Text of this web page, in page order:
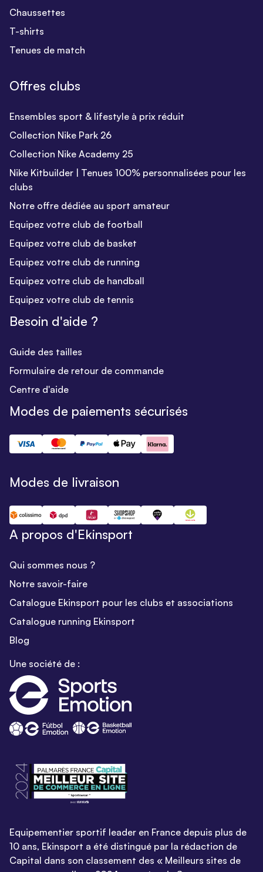
Chaussettes
T-shirts
Tenues de match
Offres clubs
Ensembles sport & lifestyle à prix réduit
Collection Nike Park 26
Collection Nike Academy 25
Nike Kitbuilder | Tenues 100% personnalisées pour les
clubs
Notre offre dédiée au sport amateur
Equipez votre club de football
Equipez votre club de basket
Equipez votre club de running
Equipez votre club de handball
Equipez votre club de tennis
Besoin d'aide ?
Guide des tailles
Formulaire de retour de commande
Centre d'aide
Modes de paiements sécurisés
Modes de livraison
A propos d'Ekinsport
Qui sommes nous ?
Notre savoir-faire
Catalogue Ekinsport pour les clubs et associations
Catalogue running Ekinsport
Blog
Une société de :
Equipementier sportif leader en France depuis plus de
10 ans, Ekinsport a été distingué par la rédaction de
Capital dans son classement des « Meilleurs sites de